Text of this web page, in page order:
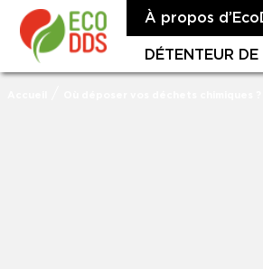
À propos
DÉTENTEUR